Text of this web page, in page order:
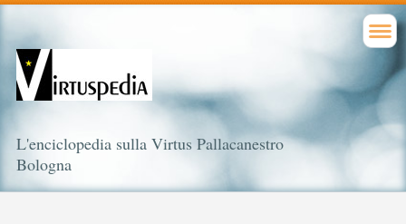
L'enciclopedia sulla Virtus Pallacanestro
Bologna